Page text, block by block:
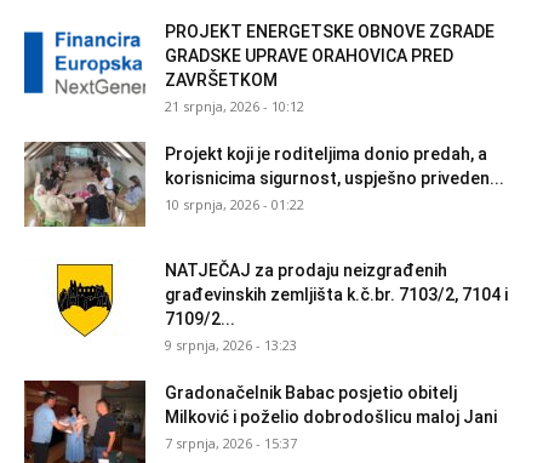
PROJEKT ENERGETSKE OBNOVE ZGRADE
GRADSKE UPRAVE ORAHOVICA PRED
ZAVRŠETKOM
21 srpnja, 2026 - 10:12
Projekt koji je roditeljima donio predah, a
korisnicima sigurnost, uspješno priveden...
10 srpnja, 2026 - 01:22
NATJEČAJ za prodaju neizgrađenih
građevinskih zemljišta k.č.br. 7103/2, 7104 i
7109/2...
9 srpnja, 2026 - 13:23
Gradonačelnik Babac posjetio obitelj
Milković i poželio dobrodošlicu maloj Jani
7 srpnja, 2026 - 15:37